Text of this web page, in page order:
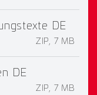
DE
ZIP, 7 MB
DE
ZIP, 7 MB